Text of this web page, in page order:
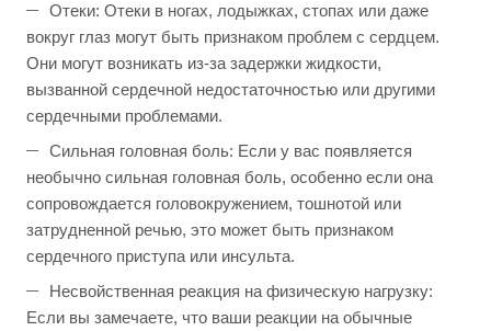
Отеки: Отеки в ногах, лодыжках, стопах или даже
вокруг глаз могут быть признаком проблем с сердцем.
Они могут возникать из-за задержки жидкости,
вызванной сердечной недостаточностью или другими
сердечными проблемами.
Сильная головная боль: Если у вас появляется
необычно сильная головная боль, особенно если она
сопровождается головокружением, тошнотой или
затрудненной речью, это может быть признаком
сердечного приступа или инсульта.
Несвойственная реакция на физическую нагрузку:
Если вы замечаете, что ваши реакции на обычные